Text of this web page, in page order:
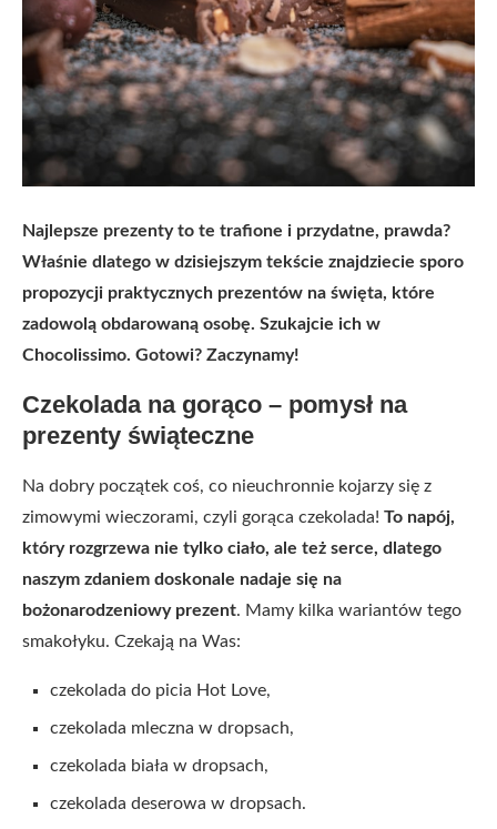
Najlepsze prezenty to te trafione i przydatne, prawda?
Właśnie dlatego w dzisiejszym tekście znajdziecie sporo
propozycji praktycznych prezentów na święta, które
zadowolą obdarowaną osobę. Szukajcie ich w
Chocolissimo. Gotowi? Zaczynamy!
Czekolada na gorąco – pomysł na
prezenty świąteczne
Na dobry początek coś, co nieuchronnie kojarzy się z
zimowymi wieczorami, czyli gorąca czekolada! To napój,
który rozgrzewa nie tylko ciało, ale też serce, dlatego
naszym zdaniem doskonale nadaje się na
bożonarodzeniowy prezent. Mamy kilka wariantów tego
smakołyku. Czekają na Was:
czekolada do picia Hot Love,
czekolada mleczna w dropsach,
czekolada biała w dropsach,
czekolada deserowa w dropsach.